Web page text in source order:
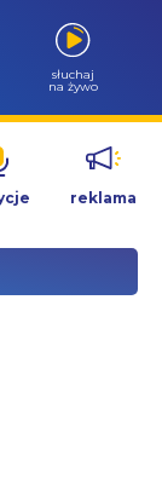
słuchaj
na żywo
reklama